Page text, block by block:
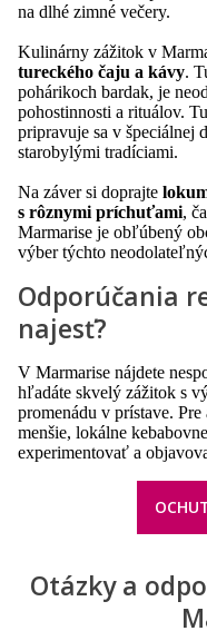
na dlhé zimné večery.
Kulinárny zážitok v
tureckého čaju a kávy.
pohárikoch bardak, je
pohostinnosti a rituálov.
pripravuje sa v špeciálnej
starobylými tradíciami.
Na záver si doprajte
s rôznymi príchuťami,
Marmarise je obľúbený
výber týchto
Odporúčania
najesť?
V Marmarise nájdete
hľadáte skvelý zážitok s
promenádu v prístave.
menšie, lokálne
experimentovať a
Otázky a